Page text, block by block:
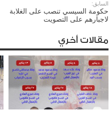
السابق:
حكومة السيسي تنصب على الغلابة
لاجبارهم على التصويت
مقالات أخري